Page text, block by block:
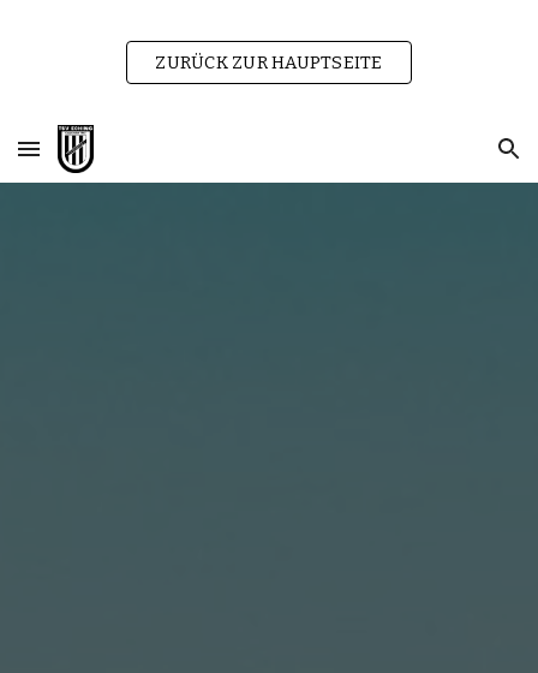
Skip to main content
Skip to navigation
ZURÜCK ZUR HAUPTSEITE